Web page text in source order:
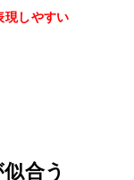
現しやすい
合う